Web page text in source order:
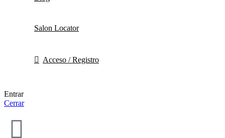
Salon Locator
Acceso / Registro
Entrar
Cerrar